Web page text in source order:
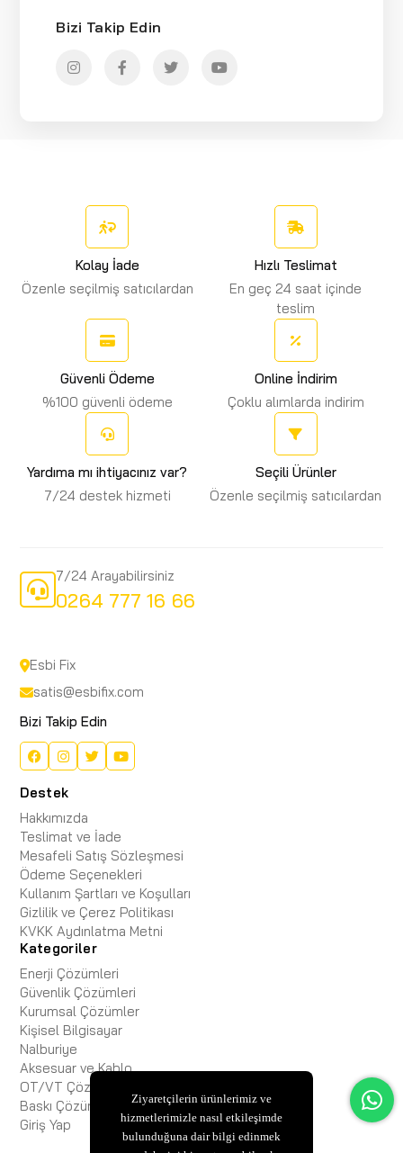
Bizi Takip Edin
Kolay İade
Özenle seçilmiş satıcılardan
Hızlı Teslimat
En geç 24 saat içinde
teslim
Güvenli Ödeme
%100 güvenli ödeme
Online İndirim
Çoklu alımlarda indirim
Yardıma mı ihtiyacınız var?
7/24 destek hizmeti
Seçili Ürünler
Özenle seçilmiş satıcılardan
7/24 Arayabilirsiniz
0264 777 16 66
Esbi Fix
satis@esbifix.com
Bizi Takip Edin
Destek
Hakkımızda
Teslimat ve İade
Mesafeli Satış Sözleşmesi
Ödeme Seçenekleri
Kullanım Şartları ve Koşulları
Gizlilik ve Çerez Politikası
KVKK Aydınlatma Metni
Kategoriler
Enerji Çözümleri
Güvenlik Çözümleri
Kurumsal Çözümler
Kişisel Bilgisayar
Nalburiye
Aksesuar ve Kablo
OT/VT Çözümleri
Baskı Çözümleri
Giriş Yap
Ziyaretçilerin ürünlerimiz ve
hizmetlerimizle nasıl etkileşimde
bulunduğuna dair bilgi edinmek